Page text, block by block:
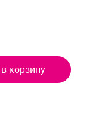
корзину